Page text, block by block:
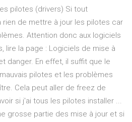
pilotes (drivers) Si tout
de mettre à jour les pilotes car
Attention donc aux logiciels
lire la page : Logiciels de mise à
danger. En effet, il suffit que le
pilotes et les problèmes
Cela peut aller de freez de
si j'ai tous les pilotes installer ...
grosse partie des mise à jour et si